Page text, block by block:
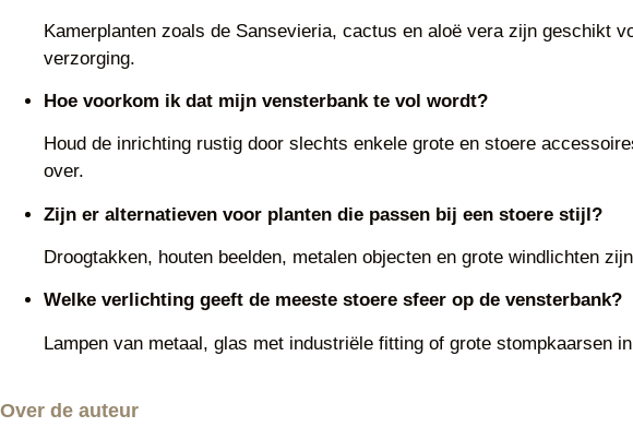
Kamerplanten zoals de Sansevieria, cactus en aloë vera zijn geschikt
verzorging.
Hoe voorkom ik dat mijn vensterbank te vol wordt?
Houd de inrichting rustig door slechts enkele grote en stoere
over.
Zijn er alternatieven voor planten die passen bij een stoere stijl?
Droogtakken, houten beelden, metalen objecten en grote windlichten
Welke verlichting geeft de meeste stoere sfeer op de vensterbank?
Lampen van metaal, glas met industriële fitting of grote stompkaarsen
Over de auteur